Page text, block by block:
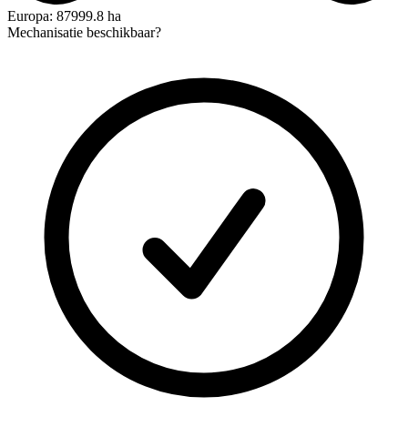
Europa: 87999.8 ha
Mechanisatie beschikbaar?